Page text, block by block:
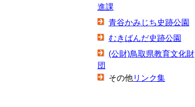
進課
青谷かみじち史跡公園
むきばんだ史跡公園
(公財)鳥取県教育文化財
団
その他リンク集